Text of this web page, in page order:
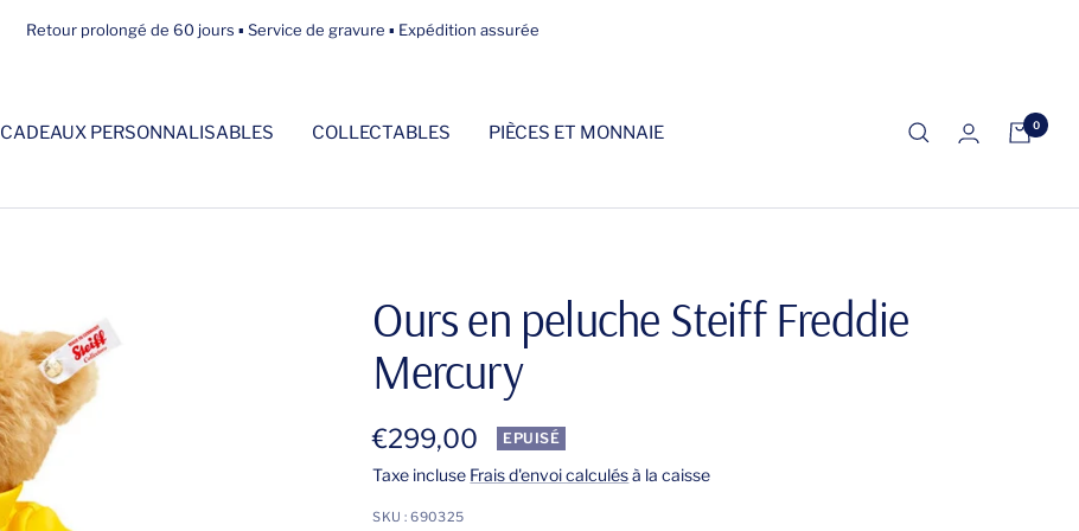
Retour prolongé de 60 jours ▪ Service de gravure ▪ Expédition assurée
CADEAUX PERSONNALISABLES COLLECTABLES PIÈCES ET MONNAIE 0
Ours en peluche Steiff Freddie
Mercury
Prix
de
€299,00 EPUISÉ
Taxe incluse Frais d'envoi calculésà la caisse
SKU :690325